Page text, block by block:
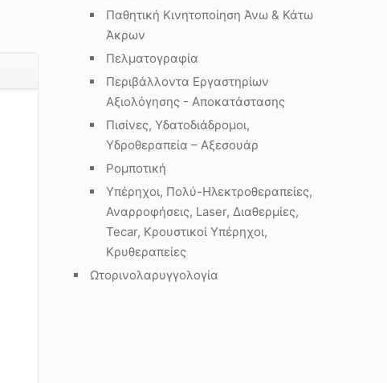
Παθητική Κινητοποίηση Άνω & Κάτω
Άκρων
Πελματογραφία
Περιβάλλοντα Εργαστηρίων
Αξιολόγησης - Αποκατάστασης
Πισίνες, Υδατοδιάδρομοι,
Υδροθεραπεία – Αξεσουάρ
Ρομποτική
Υπέρηχοι, Πολύ-Ηλεκτροθεραπείες,
Αναρροφήσεις, Laser, Διαθερμίες,
Tecar, Κρουστικοί Υπέρηχοι,
Κρυθεραπείες
Ωτορινολαρυγγολογία